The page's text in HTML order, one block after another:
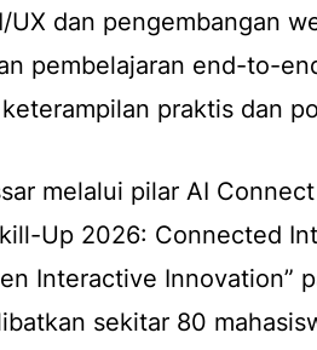
dan pengembangan
pembelajaran end-to-
praktis dan
melalui pilar AI
Up 2026: Connected
Interactive Innovation”
sekitar 80